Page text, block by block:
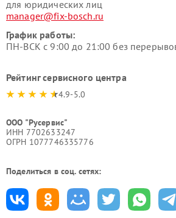
для юридических лиц
manager@fix-bosch.ru
График работы:
ПН-ВСК с 9:00 до 21:00 без
Рейтинг сервисного центра
4.9-5.0
ООО "Русервис"
ИНН 7702633247
ОГРН 1077746335776
Поделиться в соц. сетях: